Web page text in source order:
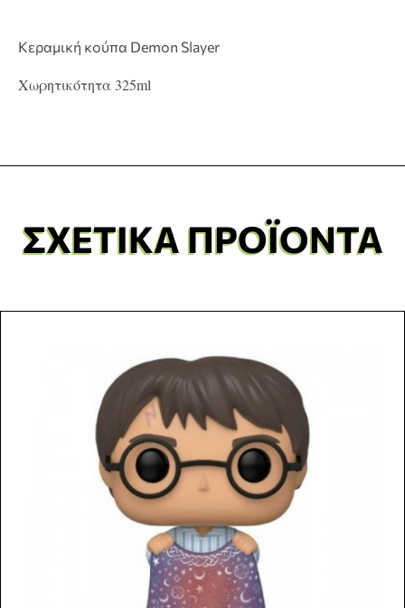
Κεραμική κούπα Demon Slayer
Χωρητικότητα 325ml
ΣΧΕΤΙΚΆ ΠΡΟΪΌΝΤΑ